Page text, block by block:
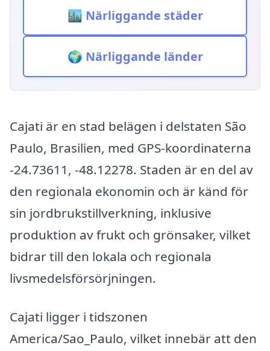
🏙️ Närliggande städer
🌍 Närliggande länder
Cajati är en stad belägen i delstaten São
Paulo, Brasilien, med GPS-koordinaterna
-24.73611, -48.12278. Staden är en del av
den regionala ekonomin och är känd för
sin jordbrukstillverkning, inklusive
produktion av frukt och grönsaker, vilket
bidrar till den lokala och regionala
livsmedelsförsörjningen.
Cajati ligger i tidszonen
America/Sao_Paulo, vilket innebär att den